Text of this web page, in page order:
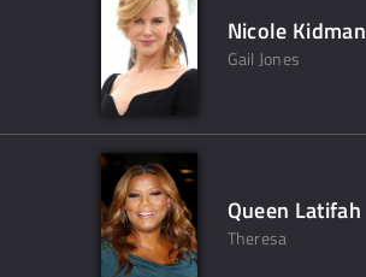
Nicole Kidman
Gail Jones
Queen Latifah
Theresa